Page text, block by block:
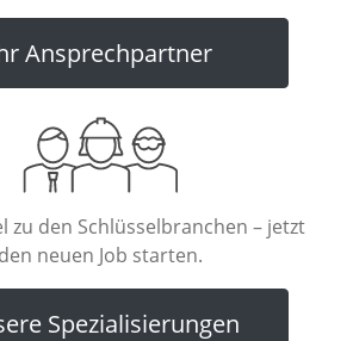
Ansprechpartner
zu den Schlüsselbranchen – jetzt
den neuen Job starten.
Spezialisierungen